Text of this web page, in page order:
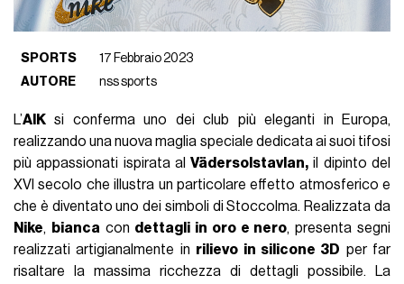
SPORTS
17 Febbraio 2023
AUTORE
nss sports
L’AIK si conferma uno dei club più eleganti in Europa,
realizzando una nuova maglia speciale dedicata ai suoi tifosi
più appassionati ispirata alVädersolstavlan, il dipinto del
XVI secolo che illustra un particolare effetto atmosferico e
che è diventato uno dei simboli di Stoccolma. Realizzata da
Nike, bianca con dettagli in oro e nero, presenta segni
realizzati artigianalmente in rilievo in silicone 3D per far
risaltare la massima ricchezza di dettagli possibile. La